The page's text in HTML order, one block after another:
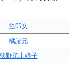
笠郎女
橘諸兄
狭野弟上娘子